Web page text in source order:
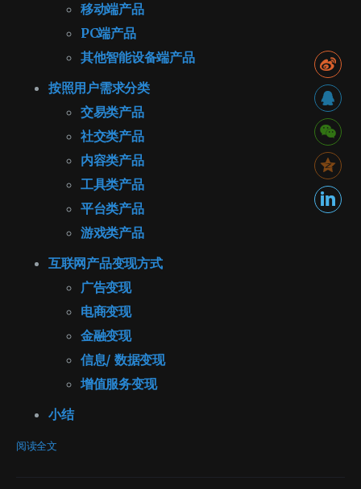
移动端产品
PC端产品
其他智能设备端产品
按照用户需求分类
交易类产品
社交类产品
内容类产品
工具类产品
平台类产品
游戏类产品
互联网产品变现方式
广告变现
电商变现
金融变现
信息/ 数据变现
增值服务变现
小结
阅读全文